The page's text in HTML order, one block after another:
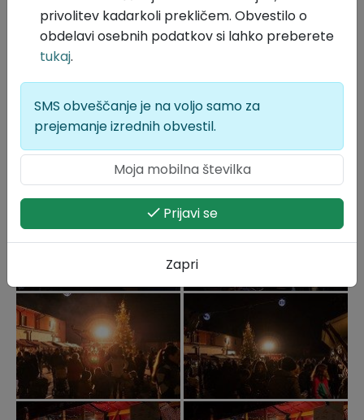
privolitev kadarkoli prekličem. Obvestilo o
obdelavi osebnih podatkov si lahko preberete
tukaj.
SMS obveščanje je na voljo samo za
prejemanje izrednih obvestil.
Prijavi se
Zapri